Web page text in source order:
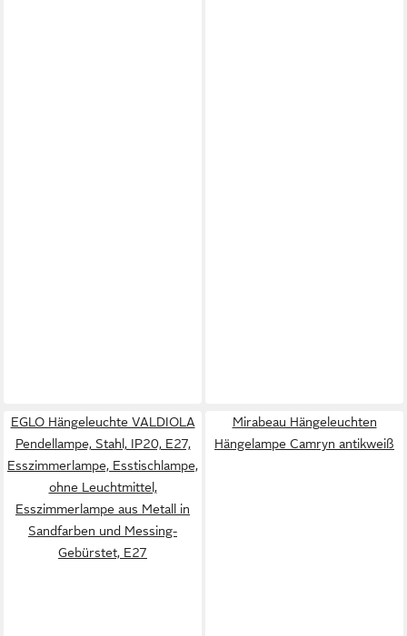
EGLO Hängeleuchte VALDIOLA
Pendellampe, Stahl, IP20, E27,
Esszimmerlampe, Esstischlampe,
ohne Leuchtmittel,
Esszimmerlampe aus Metall in
Sandfarben und Messing-
Gebürstet, E27
Mirabeau Hängeleuchten
Hängelampe Camryn antikweiß